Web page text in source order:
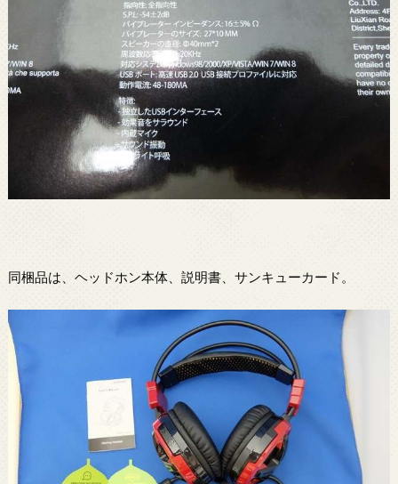
同梱品は、ヘッドホン本体、説明書、サンキューカード。